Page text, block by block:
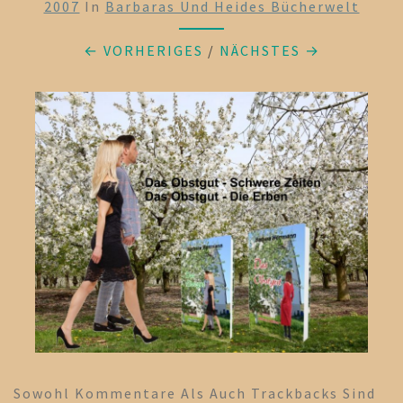
2007 In Barbaras Und Heides Bücherwelt
← VORHERIGES / NÄCHSTES →
Sowohl Kommentare Als Auch Trackbacks Sind